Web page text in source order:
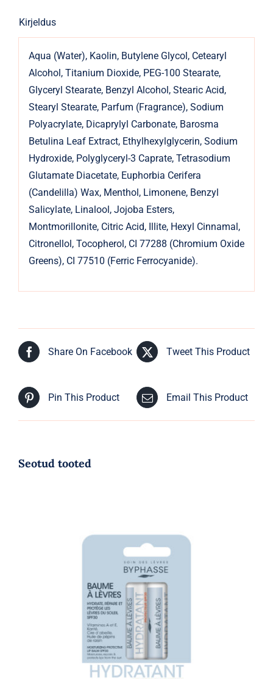
Kirjeldus
Aqua (Water), Kaolin, Butylene Glycol, Cetearyl
Alcohol, Titanium Dioxide, PEG-100 Stearate,
Glyceryl Stearate, Benzyl Alcohol, Stearic Acid,
Stearyl Stearate, Parfum (Fragrance), Sodium
Polyacrylate, Dicaprylyl Carbonate, Barosma
Betulina Leaf Extract, Ethylhexylglycerin, Sodium
Hydroxide, Polyglyceryl-3 Caprate, Tetrasodium
Glutamate Diacetate, Euphorbia Cerifera
(Candelilla) Wax, Menthol, Limonene, Benzyl
Salicylate, Linalool, Jojoba Esters,
Montmorillonite, Citric Acid, Illite, Hexyl Cinnamal,
Citronellol, Tocopherol, CI 77288 (Chromium Oxide
Greens), CI 77510 (Ferric Ferrocyanide).
Share On Facebook Tweet This Product
Pin This Product Email This Product
Seotud tooted